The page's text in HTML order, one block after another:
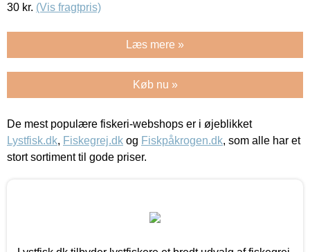
30 kr. (Vis fragtpris)
Læs mere »
Køb nu »
De mest populære fiskeri-webshops er i øjeblikket
Lystfisk.dk, Fiskegrej.dk og Fiskpåkrogen.dk, som alle har et
stort sortiment til gode priser.